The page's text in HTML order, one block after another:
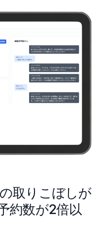
取りこぼしが
約数が2倍以